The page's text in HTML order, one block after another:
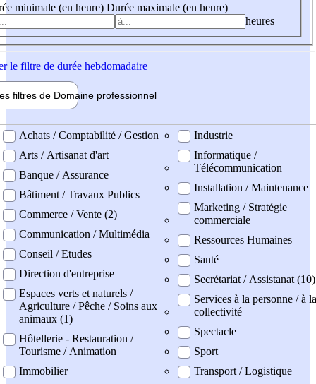
minimale (en heure) Durée maximale (en heure)
heures
le filtre de durée hebdomadaire
filtres de Domaine professionnel
professionel
Achats / Comptabilité / Gestion
Arts / Artisanat d'art
Banque / Assurance
Bâtiment / Travaux Publics
Commerce / Vente (2)
Communication / Multimédia
Conseil / Etudes
Direction d'entreprise
Espaces verts et naturels /
Agriculture / Pêche / Soins aux
animaux (1)
Hôtellerie - Restauration /
Tourisme / Animation
Immobilier
Industrie
Informatique /
Télécommunication
Installation / Maintenance
Marketing / Stratégie
commerciale
Ressources Humaines
Santé
Secrétariat / Assistanat (10)
Services à la personne / à la
collectivité
Spectacle
Sport
Transport / Logistique